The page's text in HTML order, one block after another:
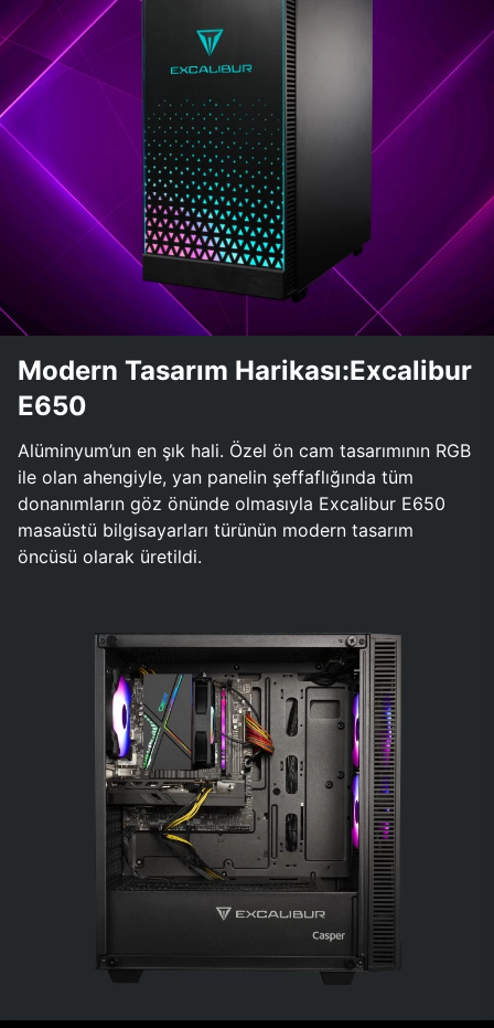
Modern Tasarım Harikası:Excalibur
E650
Alüminyum’un en şık hali. Özel ön cam tasarımının RGB
ile olan ahengiyle, yan panelin şeffaflığında tüm
donanımların göz önünde olmasıyla Excalibur E650
masaüstü bilgisayarları türünün modern tasarım
öncüsü olarak üretildi.